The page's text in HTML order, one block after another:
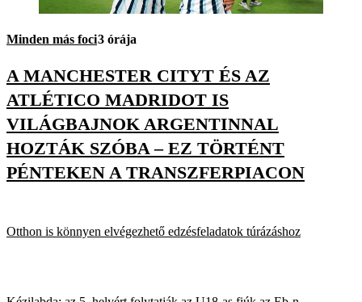
Minden más foci3 órája
A MANCHESTER CITYT ÉS AZ
ATLÉTICO MADRIDOT IS
VILÁGBAJNOK ARGENTINNAL
HOZTÁK SZÓBA – EZ TÖRTÉNT
PÉNTEKEN A TRANSZFERPIACON
Otthon is könnyen elvégezhető edzésfeladatok túrázáshoz